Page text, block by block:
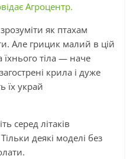
Агроцентр.
як птахам
Але грицик малий в цій
їхнього тіла — наче
крила і дуже
їх украй
серед літаків
деякі моделі без